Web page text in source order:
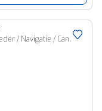
Convertible 2.0 Si4 HSE Dynamic / Cabrio / Leder / Navigatie / Camera / 66.000km